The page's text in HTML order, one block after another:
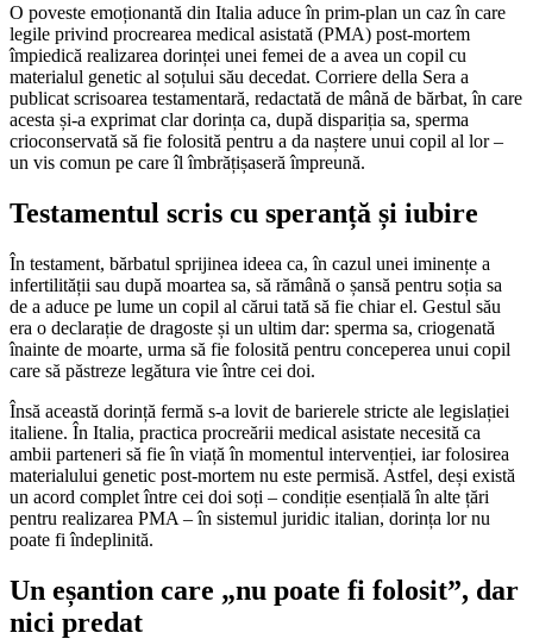
O poveste emoționantă din Italia aduce în prim-plan un caz în care
legile privind procrearea medical asistată (PMA) post-mortem
împiedică realizarea dorinței unei femei de a avea un copil cu
materialul genetic al soțului său decedat. Corriere della Sera a
publicat scrisoarea testamentară, redactată de mână de bărbat, în care
acesta și-a exprimat clar dorința ca, după dispariția sa, sperma
crioconservată să fie folosită pentru a da naștere unui copil al lor –
un vis comun pe care îl îmbrățișaseră împreună.
Testamentul scris cu speranță și iubire
În testament, bărbatul sprijinea ideea ca, în cazul unei iminențe a
infertilității sau după moartea sa, să rămână o șansă pentru soția sa
de a aduce pe lume un copil al cărui tată să fie chiar el. Gestul său
era o declarație de dragoste și un ultim dar: sperma sa, criogenată
înainte de moarte, urma să fie folosită pentru conceperea unui copil
care să păstreze legătura vie între cei doi.
Însă această dorință fermă s-a lovit de barierele stricte ale legislației
italiene. În Italia, practica procreării medical asistate necesită ca
ambii parteneri să fie în viață în momentul intervenției, iar folosirea
materialului genetic post-mortem nu este permisă. Astfel, deși există
un acord complet între cei doi soți – condiție esențială în alte țări
pentru realizarea PMA – în sistemul juridic italian, dorința lor nu
poate fi îndeplinită.
Un eșantion care „nu poate fi folosit”, dar
nici predat